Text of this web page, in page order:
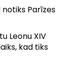
notiks Parīzes
Leonu XIV
kad tiks